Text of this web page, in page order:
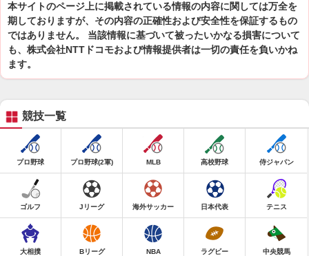
本サイトのページ上に掲載されている情報の内容に関しては万全を
期しておりますが、その内容の正確性および安全性を保証するもの
ではありません。 当該情報に基づいて被ったいかなる損害について
も、株式会社NTTドコモおよび情報提供者は一切の責任を負いかね
ます。
競技一覧
プロ野球 プロ野球(2軍) MLB 高校野球 侍ジャパン
ゴルフ Jリーグ 海外サッカー 日本代表 テニス
大相撲 Bリーグ NBA ラグビー 中央競馬